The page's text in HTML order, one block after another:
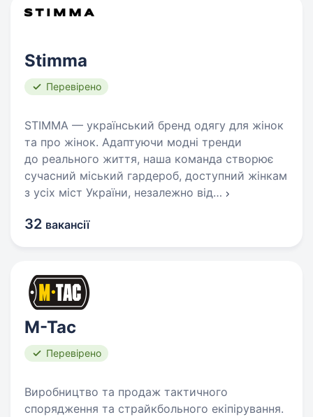
Stimma
Перевірено
STIMMA — український бренд одягу для жінок
та про жінок. Адаптуючи модні тренди
до реального життя, наша команда створює
сучасний міський гардероб, доступний жінкам
з усіх міст України, незалежно від…
32 вакансії
M-Tac
Перевірено
Виробництво та продаж тактичного
спорядження та страйкбольного екіпірування.